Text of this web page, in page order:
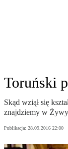
Toruński
Skąd wziął się
znajdziemy w
Publikacja: 28.09.2016 22:00